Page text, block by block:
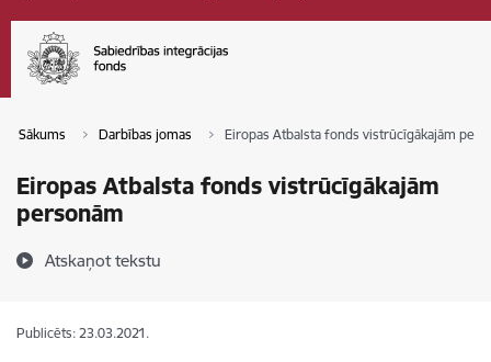
Sākums Darbības jomas Eiropas Atbalsta fonds vistrūcīgākajām
Eiropas Atbalsta fonds vistrūcīgākajām
personām
Atskaņot tekstu
Publicēts: 23.03.2021.